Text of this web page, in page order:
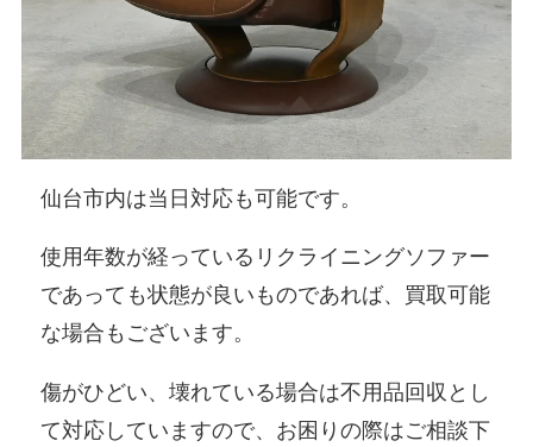
仙台市内は当日対応も可能です。
使用年数が経っているリクライニングソファー
であっても状態が良いものであれば、買取可能
な場合もございます。
傷がひどい、壊れている場合は不用品回収とし
て対応していますので、お困りの際はご相談下